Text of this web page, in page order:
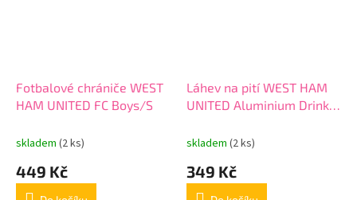
Fotbalové chrániče WEST
HAM UNITED FC Boys/S
skladem (2 ks)
449 Kč
Láhev na pití WEST HAM
UNITED Aluminium Drinks
skladem (2 ks)
349 Kč